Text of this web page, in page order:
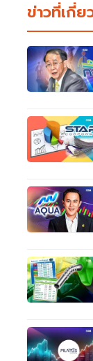
ข่าวที่เกี่